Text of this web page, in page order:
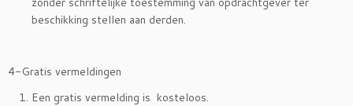
beschikking stellen aan derden.
4-Gratis vermeldingen
Een gratis vermelding is kosteloos.